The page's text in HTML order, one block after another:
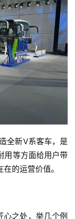
全新V系客车，是
用等方面给用户带
的运营价值。
之处，举几个例